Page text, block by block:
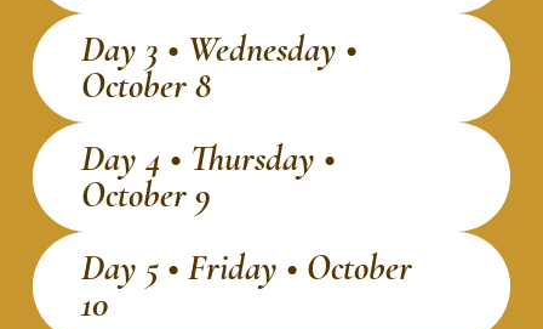
Day 3 • Wednesday •
October 8
Day 4 • Thursday •
October 9
Day 5 • Friday • October
10